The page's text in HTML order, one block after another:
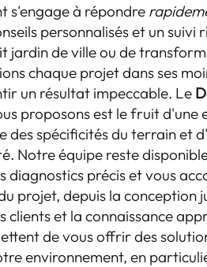
s'engage à répondre
personnalisés et un suivi
jardin de ville ou de
chaque projet dans ses
un résultat impeccable. Le
proposons est le fruit
des spécificités du terrain et
Notre équipe reste
diagnostics précis et vous
projet, depuis la conception
clients et la connaissance
de vous offrir des
environnement, en